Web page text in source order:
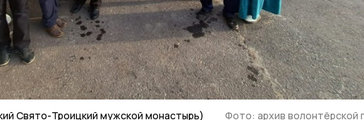
Свято-Троицкий мужской монастырь)
Фото: архив волонтёрской